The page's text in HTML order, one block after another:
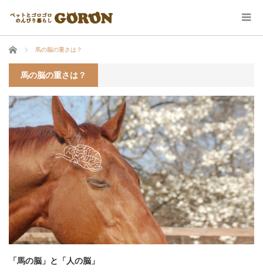
ホーム 馬の脳の重さは？
馬の脳の重さは？
「馬の脳」と「人の脳」